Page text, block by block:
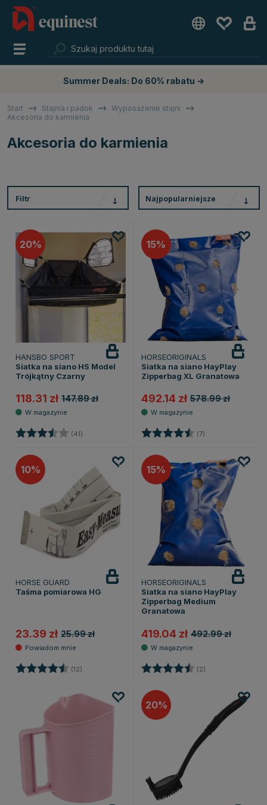
Summer Deals: Do 60% rabatu →
Start Stajnia i padok
Wyposażenie stajni
Akcesoria do karmienia
Akcesoria do karmienia
Filtr Najpopularniejsze
20
HANSBO SPORT
Siatka na siano HS Model
Trójkątny Czarny
118.31 zł 147.89 zł
Ocena: (41) 3.9 na 5 gwiazdek
15
HORSEORIGINALS
Siatka na siano HayPlay
Zipperbag XL Granatowa
492.14 zł 578.99 zł
Ocena: (7)
10
HORSE GUARD
Taśma pomiarowa HG
23.39 zł 25.99 zł
Ocena: (12) 4.7 na 5 gwiazdek
15
HORSEORIGINALS
Siatka na siano HayPlay
Zipperbag Medium
Granatowa
419.04 zł 492.99 zł
Ocena: (2)
20